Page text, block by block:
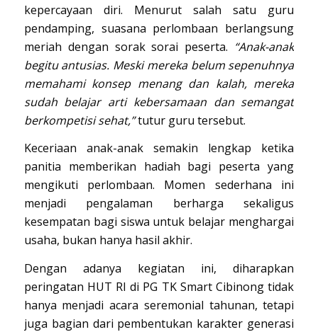
kepercayaan diri. Menurut salah satu guru
pendamping, suasana perlombaan berlangsung
meriah dengan sorak sorai peserta. “Anak-anak
begitu antusias. Meski mereka belum sepenuhnya
memahami konsep menang dan kalah, mereka
sudah belajar arti kebersamaan dan semangat
berkompetisi sehat,”tutur guru tersebut.
Keceriaan anak-anak semakin lengkap ketika
panitia memberikan hadiah bagi peserta yang
mengikuti perlombaan. Momen sederhana ini
menjadi pengalaman berharga sekaligus
kesempatan bagi siswa untuk belajar menghargai
usaha, bukan hanya hasil akhir.
Dengan adanya kegiatan ini, diharapkan
peringatan HUT RI di PG TK Smart Cibinong tidak
hanya menjadi acara seremonial tahunan, tetapi
juga bagian dari pembentukan karakter generasi